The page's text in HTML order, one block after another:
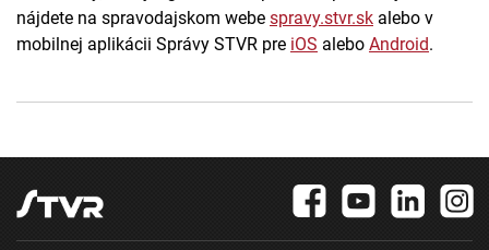
nájdete na spravodajskom webe spravy.stvr.sk alebo v
mobilnej aplikácii Správy STVR pre iOS alebo Android.